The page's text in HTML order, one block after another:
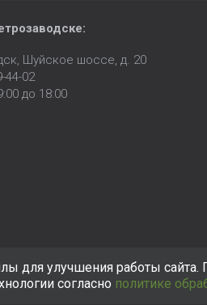
Шуйское шоссе, д. 20
44-02
до 18:00
для улучшения работы сайта.
согласно политике